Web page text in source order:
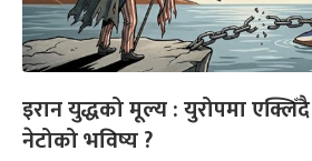
इरान युद्धको मूल्य : युरोपमा
नेटोको भविष्य ?